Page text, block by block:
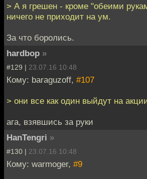
> А я грешен - кроме "обеими
ничего не приходит на ум.
За что боролись.
hardbop »
#129 | 23.07.16 10:48
Кому: baraguzoff, #107
> они все как один выйдут на
ага, взявшись за руки
HanTengri »
#130 | 23.07.16 10:48
Кому: warmoger, #9